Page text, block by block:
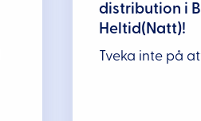
distribution i
Heltid(Natt)!
Tveka inte på